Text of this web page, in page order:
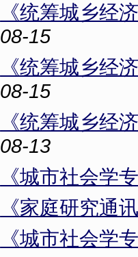
《统筹城乡经
08-15
《统筹城乡经
08-15
《统筹城乡经
08-13
《城市社会学
《家庭研究通
《城市社会学